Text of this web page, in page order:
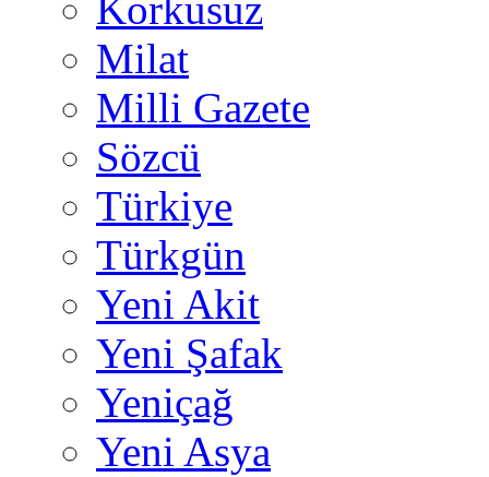
Korkusuz
Milat
Milli Gazete
Sözcü
Türkiye
Türkgün
Yeni Akit
Yeni Şafak
Yeniçağ
Yeni Asya